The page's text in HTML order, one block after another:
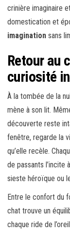
crinière imaginaire
domestication et
imagination sans
Retour au
curiosité
À la tombée de la
mène à son lit.
découverte reste
fenêtre, regarde la
qu’elle recèle.
de passants l’incite
sieste héroïque ou
Entre le confort du
chat trouve un
chaque ride de